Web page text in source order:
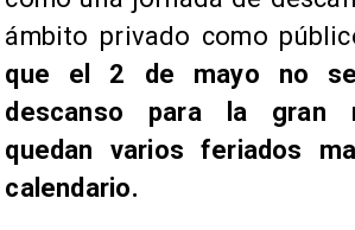
ámbito privado como
que el 2 de mayo no
descanso para la gran
quedan varios feriados
calendario.